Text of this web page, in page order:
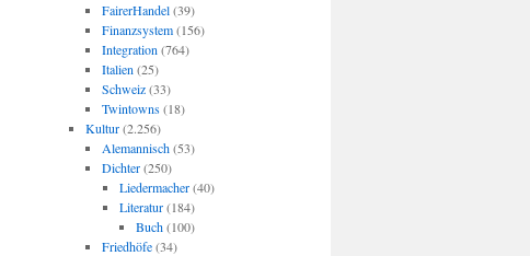
FairerHandel(39)
Finanzsystem(156)
Integration (764)
Italien (25)
Schweiz(33)
Twintowns(18)
Kultur(2.256)
Alemannisch(53)
Dichter(250)
Liedermacher(40)
Literatur(184)
Buch(100)
Friedhöfe(34)